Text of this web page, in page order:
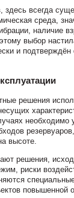
всегда
среда,
наличие
выбор
и
решения
необходимо
высоте.
решения,
риски
повышенной